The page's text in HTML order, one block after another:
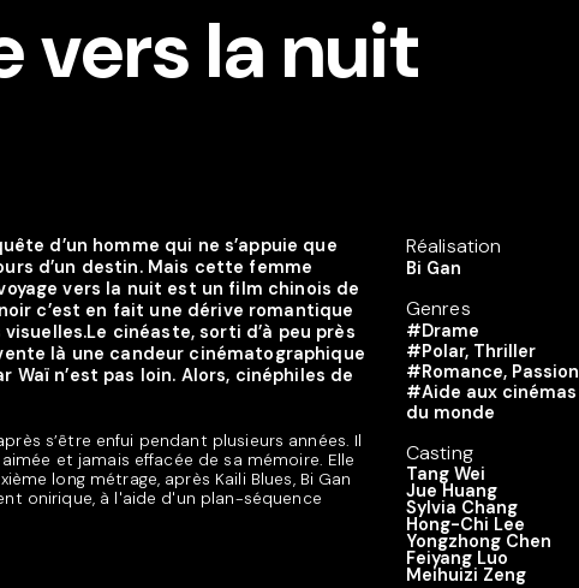
vers la nuit
d’un homme qui ne s’appuie que
d’un destin. Mais cette femme
vers la nuit est un film chinois de
c’est en fait une dérive romantique
cinéaste, sorti d’à peu près
là une candeur cinématographique
Waï n’est pas loin. Alors, cinéphiles de
s’être enfui pendant plusieurs années. Il
et jamais effacée de sa mémoire. Elle
long métrage, après Kaili Blues, Bi Gan
onirique, à l'aide d'un plan-séquence
Réalisation
Bi Gan
Genres
#Drame
#Polar, Thriller
#Romance, Passion
#Aide aux cinémas
du monde
Casting
Tang Wei
Jue Huang
Sylvia Chang
Hong-Chi Lee
Yongzhong Chen
Feiyang Luo
Meihuizi Zeng